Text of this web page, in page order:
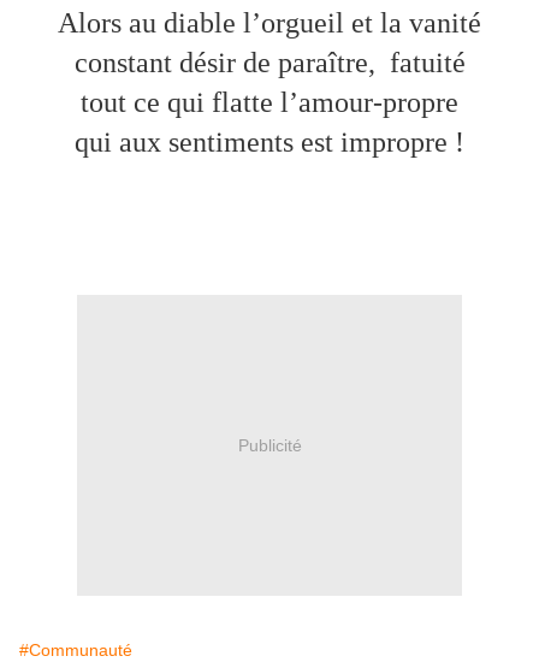
Alors au diable l’orgueil et la vanité
constant désir de paraître, fatuité
tout ce qui flatte l’amour-propre
qui aux sentiments est impropre !
Publicité
#Communauté